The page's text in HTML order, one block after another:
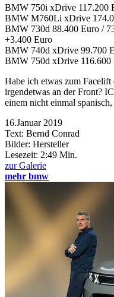
BMW 750i xDrive 117.200
BMW M760Li xDrive
BMW 730d 88.400 Euro /
+3.400 Euro
BMW 740d xDrive 99.700
BMW 750d xDrive
Habe ich etwas zum
irgendetwas an der Front?
einem nicht einmal
16.Januar 2019
Text: Bernd Conrad
Bilder: Hersteller
Lesezeit: 2:49 Min.
zur Galerie
mehr bmw